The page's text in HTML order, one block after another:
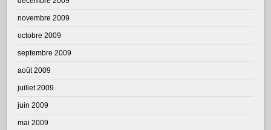
novembre 2009
octobre 2009
septembre 2009
août 2009
juillet 2009
juin 2009
mai 2009